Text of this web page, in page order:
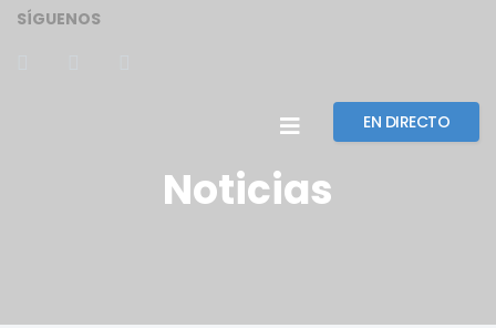
SÍGUENOS
EN DIRECTO
Noticias